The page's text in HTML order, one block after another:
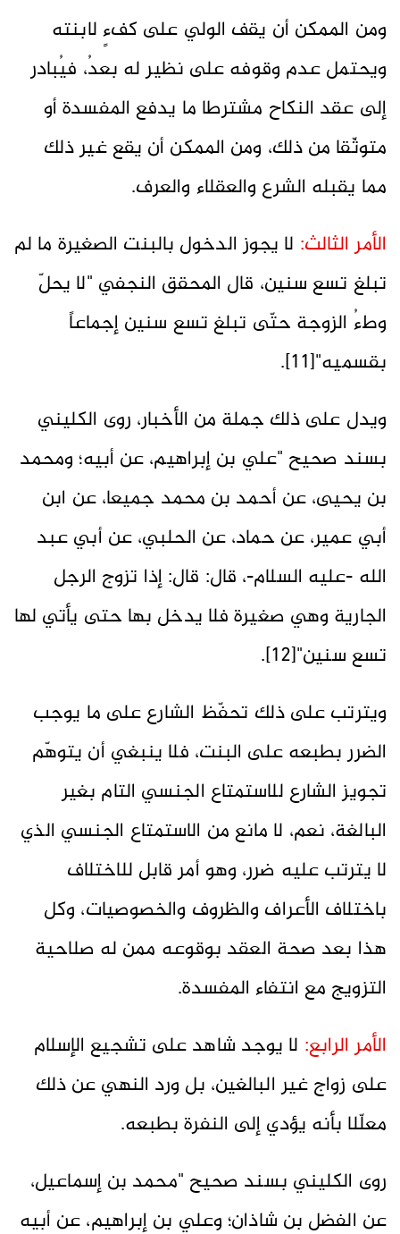
ومن الممكن أن يقف الولي على كفءٍ لابنته
ويحتمل عدم وقوفه على نظير له بعدُ، فيُبادر
إلى عقد النكاح مشترطا ما يدفع المفسدة أو
متوثّقا من ذلك، ومن الممكن أن يقع غير ذلك
مما يقبله الشرع والعقلاء والعرف.
الأمر الثالث: لا يجوز الدخول بالبنت الصغيرة ما لم
تبلغ تسع سنين، قال المحقق النجفي "لا يحلّ
وطءُ‌ الزوجة حتّى تبلغ تسع سنين إجماعاً
بقسميه"[11].
ويدل على ذلك جملة من الأخبار، روى الكليني
بسند صحيح "علي بن إبراهيم، عن أبيه؛ ومحمد
بن يحيى، عن أحمد بن محمد جميعا، عن ابن
أبي عمير، عن حماد، عن الحلبي، عن أبي عبد
الله -عليه السلام-، قال: قال: إذا تزوج الرجل
الجارية وهي صغيرة فلا يدخل بها حتى يأتي لها
تسع سنين‏"[12].
ويترتب على ذلك تحفّظ الشارع على ما يوجب
الضرر بطبعه على البنت، فلا ينبغي أن يتوهّم
تجويز الشارع للاستمتاع الجنسي التام بغير
البالغة، نعم، لا مانع من الاستمتاع الجنسي الذي
لا يترتب عليه ضرر، وهو أمر قابل للاختلاف
باختلاف الأعراف والظروف والخصوصيات، وكل
هذا بعد صحة العقد بوقوعه ممن له صلاحية
التزويج مع انتفاء المفسدة.
الأمر الرابع: لا يوجد شاهد على تشجيع الإسلام
على زواج غير البالغين، بل ورد النهي عن ذلك
معلّلا بأنه يؤدي إلى النفرة بطبعه.
روى الكليني بسند صحيح "محمد بن إسماعيل،
عن الفضل بن شاذان؛ وعلي بن إبراهيم، عن أبيه